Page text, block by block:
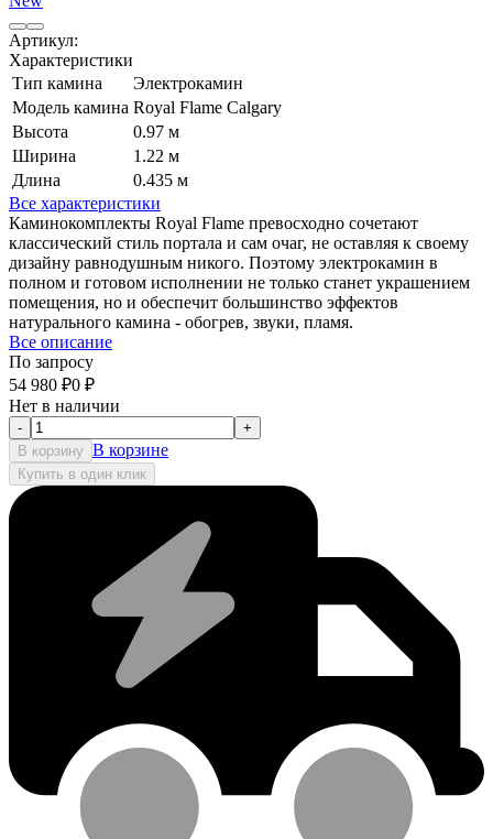
Артикул:
Характеристики
Тип камина
Электрокамин
Модель камина Royal Flame Calgary
Высота
0.97 м
Ширина
1.22 м
Длина
0.435 м
Все характеристики
Каминокомплекты Royal Flame превосходно сочетают
классический стиль портала и сам очаг, не оставляя к своему
дизайну равнодушным никого. Поэтому электрокамин в
полном и готовом исполнении не только станет украшением
помещения, но и обеспечит большинство эффектов
натурального камина - обогрев, звуки, пламя.
Все описание
По запросу
54 980 ₽0 ₽
Нет в наличии
-
+
В корзину В корзине
Купить в один клик